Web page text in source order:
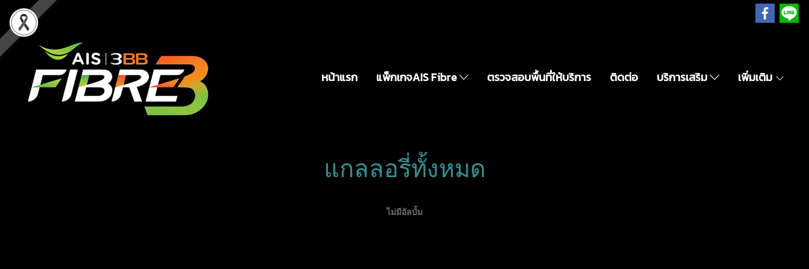
หน้าแรก แพ็กเกจAIS Fibre ตรวจสอบพื้นที่ให้บริการ ติดต่อ บริการเสริม เพิ่มเติม
แกลลอรี่ทั้งหมด
ไม่มีอัลบั้ม